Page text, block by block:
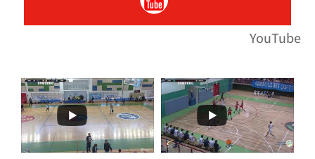
YouTube